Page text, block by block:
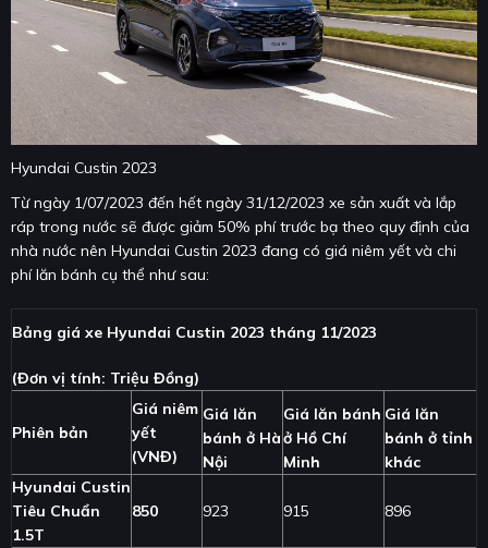
Hyundai Custin 2023
Từ ngày 1/07/2023 đến hết ngày 31/12/2023 xe sản xuất và lắp
ráp trong nước sẽ được giảm 50% phí trước bạ theo quy định của
nhà nước nên Hyundai Custin 2023 đang có giá niêm yết và chi
phí lăn bánh cụ thể như sau:
Bảng giá xe Hyundai Custin 2023 tháng 11/2023
(Đơn vị tính: Triệu Đồng)
Phiên bản
Giá niêm
yết
(VNĐ)
Giá lăn
bánh ở Hà
Nội
Giá lăn bánh
ở Hồ Chí
Minh
Giá lăn
bánh ở tỉnh
khác
Hyundai Custin
Tiêu Chuẩn
1.5T
850 923 915 896